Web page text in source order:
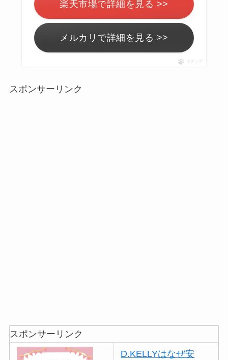
楽天市場で詳細を見る >>
メルカリで詳細を見る >>
ポチップ
スポンサーリンク
スポンサーリンク
D.KELLYはなぜ安